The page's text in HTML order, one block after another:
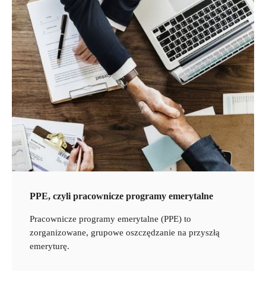
PPE, czyli pracownicze programy emerytalne
Pracownicze programy emerytalne (PPE) to
zorganizowane, grupowe oszczędzanie na przyszłą
emeryturę.